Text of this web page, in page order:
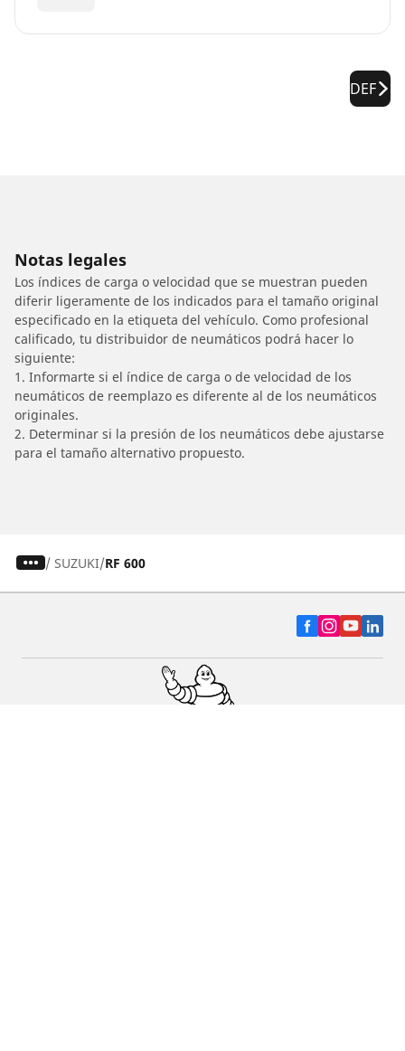
DEF
Notas legales
Los índices de carga o velocidad que se muestran pueden
diferir ligeramente de los indicados para el tamaño original
especificado en la etiqueta del vehículo. Como profesional
calificado, tu distribuidor de neumáticos podrá hacer lo
siguiente:
1. Informarte si el índice de carga o de velocidad de los
neumáticos de reemplazo es diferente al de los neumáticos
originales.
2. Determinar si la presión de los neumáticos debe ajustarse
para el tamaño alternativo propuesto.
/ SUZUKI RF 600